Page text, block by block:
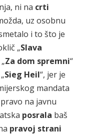
ni na crti
uz osobnu
i to što je
„Slava
Za dom spremni“
Sieg Heil“, jer je
mandata
na javnu
posrala baš
pravoj strani